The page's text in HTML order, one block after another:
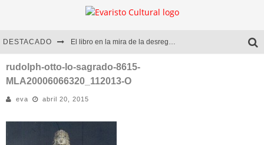
DESTACADO El libro en la mira de la desregulación
Marcelo Rubio | El llovedor
rudolph-otto-lo-sagrado-8615-
MLA20006066320_112013-O
eva abril 20, 2015